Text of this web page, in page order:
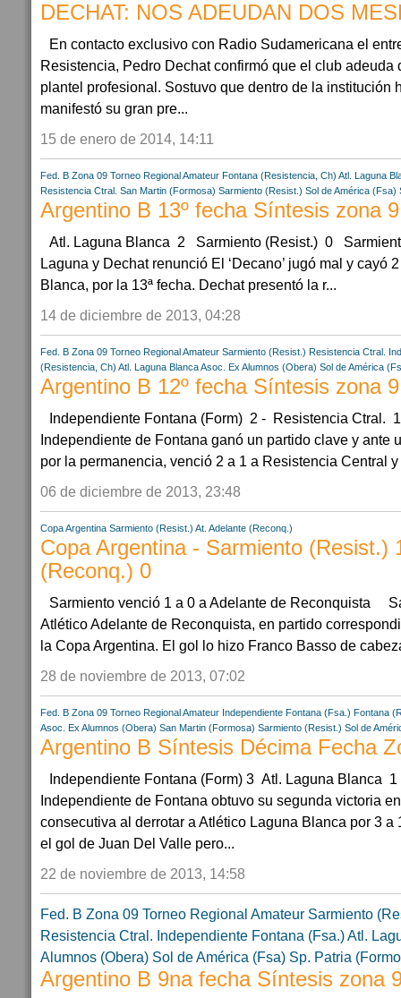
DECHAT: NOS ADEUDAN DOS
En contacto exclusivo con Radio Sudamericana el
Resistencia, Pedro Dechat confirmó que el club adeuda
plantel profesional. Sostuvo que dentro de la institución
manifestó su gran pre...
15 de enero de 2014, 14:11
Fed. B Zona 09 Torneo Regional Amateur Fontana (Resistencia, Ch) Atl. Laguna
Resistencia Ctral. San Martin (Formosa) Sarmiento (Resist.) Sol de América (Fsa)
Argentino B 13º fecha Síntesis zona 9
Atl. Laguna Blanca 2 Sarmiento (Resist.) 0
Laguna y Dechat renunció El ‘Decano’ jugó mal y cayó
Blanca, por la 13ª fecha. Dechat presentó la r...
14 de diciembre de 2013, 04:28
Fed. B Zona 09 Torneo Regional Amateur Sarmiento (Resist.) Resistencia Ctral.
(Resistencia, Ch) Atl. Laguna BlancaAsoc. Ex Alumnos (Obera) Sol de América
Argentino B 12º fecha Síntesis zona 9
Independiente Fontana (Form) 2 - Resistencia Ctral.
Independiente de Fontana ganó un partido clave y ante
por la permanencia, venció 2 a 1 a Resistencia Central
06 de diciembre de 2013, 23:48
Copa Argentina Sarmiento (Resist.) At. Adelante (Reconq.)
Copa Argentina - Sarmiento (Resist.)
(Reconq.) 0
Sarmiento venció 1 a 0 a Adelante de Reconquista
Atlético Adelante de Reconquista, en partido
la Copa Argentina. El gol lo hizo Franco Basso de
28 de noviembre de 2013, 07:02
Fed. B Zona 09 Torneo Regional Amateur Independiente Fontana (Fsa.) Fontana
Asoc. Ex Alumnos (Obera) San Martin (Formosa) Sarmiento (Resist.) Sol de
Argentino B Síntesis Décima Fecha
Independiente Fontana (Form) 3 Atl. Laguna Blanca
Independiente de Fontana obtuvo su segunda victoria
consecutiva al derrotar a Atlético Laguna Blanca por 3 a
el gol de Juan Del Valle pero...
22 de noviembre de 2013, 14:58
Fed. B Zona 09 Torneo Regional Amateur Sarmiento
Resistencia Ctral. Independiente Fontana (Fsa.)Atl.
Alumnos (Obera) Sol de América (Fsa) Sp. Patria
Argentino B 9na fecha Síntesis zona